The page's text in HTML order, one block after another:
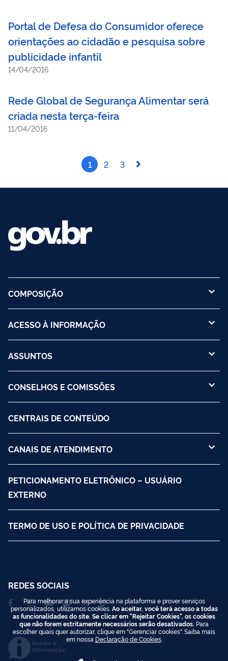
Portal de Defesa do Consumidor oferece
orientações ao cidadão e pesquisa sobre
publicidade infantil
14/04/2016
Rede Global de Segurança Alimentar será
criada nesta terça-feira
11/04/2016
1 2 3
COMPOSIÇÃO
ACESSO À INFORMAÇÃO
ASSUNTOS
CONSELHOS E COMISSÕES
CENTRAIS DE CONTEÚDO
CANAIS DE ATENDIMENTO
PETICIONAMENTO ELETRÔNICO – USUÁRIO
EXTERNO
TERMO DE USO E POLÍTICA DE PRIVACIDADE
REDES SOCIAIS
Acesso à
Informação
Para melhorar a sua experiência na plataforma e prover serviços
personalizados, utilizamos cookies. Ao aceitar, você terá acesso a todas
as funcionalidades do site. Se clicar em "Rejeitar Cookies", os cookies
que não forem estritamente necessários serão desativados. Para
escolher quais quer autorizar, clique em "Gerenciar cookies". Saiba mais
em nossa Declaração de Cookies.